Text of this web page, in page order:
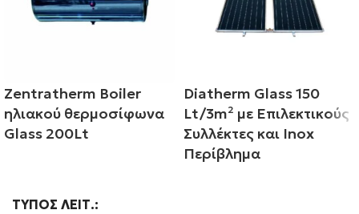
Zentratherm Boiler
ηλιακού θερμοσίφωνα
Glass 200Lt
ΤΎΠΟΣ ΛΕΙΤ.
Diatherm Glass 150
Lt/3m² με Επιλεκτικούς
Συλλέκτες και Inox
Περίβλημα